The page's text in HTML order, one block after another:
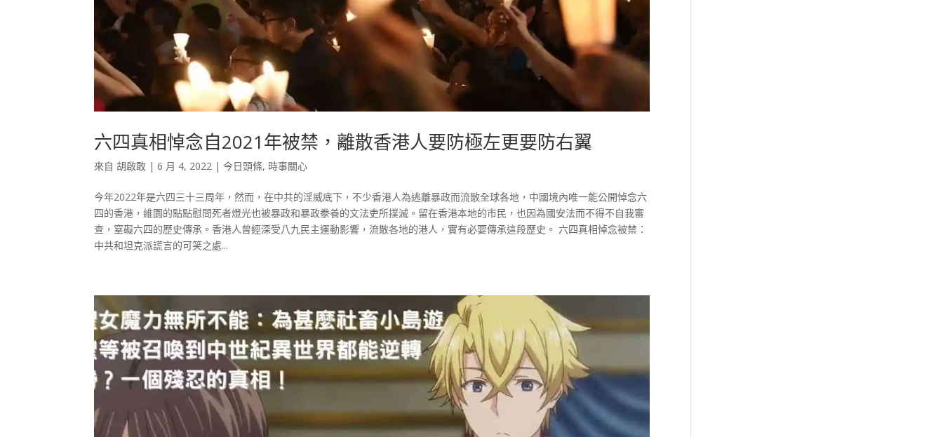
六四真相悼念自2021年被禁，離散香港人要防極左更要防右翼
來自胡啟敢 |6 月 4, 2022 |今日頭條, 時事關心
今年2022年是六四三十三周年，然而，在中共的淫威底下，不少香港人為逃離暴政而流散全球各地，中國境內唯一能公開悼念六
四的香港，維園的點點慰問死者燈光也被暴政和暴政豢養的文法吏所撲滅。留在香港本地的市民，也因為國安法而不得不自我審
查，窒礙六四的歷史傳承。香港人曾經深受八九民主運動影響，流散各地的港人，實有必要傳承這段歷史。 六四真相悼念被禁：
中共和坦克派謊言的可笑之處...